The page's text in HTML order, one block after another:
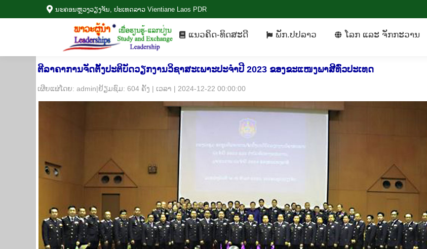
ນະ​ຄອນຫຼວງວຽງ​ຈັນ, ປະ​ເທດ​ລາວ Vientiane Laos PDR
ແນວ​ຄິດ-ທິດ​ສະ​ດີ ພັກ​.ປປລາວ ​ໂລກ ແລະ ຈັກ​ກະ​ວານ
ຕີລາຄາການຈັດຕັ້ງປະຕິບັດວຽກງານວິຊາສະເພາະປະຈຳປີ 2023 ຂອງຂະແໜງພາສີທົ່ວປະເທດ
​ເຜີຍ​ແຜ່​ໂດຍ: admin|ຢ້ຽມ​ຊົມ: 604 ຄັ້ງ | ເວ​ລາ | 2024-12-22 00:00:00
ແນວ​ຄິດ-ທິດ​ສະ​ດີ ພັກ​.ປປລາວ ​ໂລກ ແລະ ຈັກ​ກະ​ວານ